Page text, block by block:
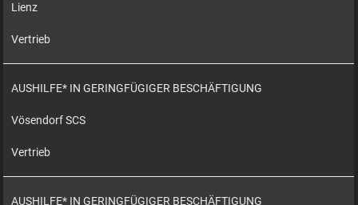
Lienz
Vertrieb
AUSHILFE* IN GERINGFÜGIGER BESCHÄFTIGUNG
Vösendorf SCS
Vertrieb
AUSHILFE* IN GERINGFÜGIGER BESCHÄFTIGUNG